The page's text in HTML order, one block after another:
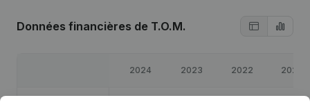
Données financières de T.O.M.
2024 2023 2022 2021